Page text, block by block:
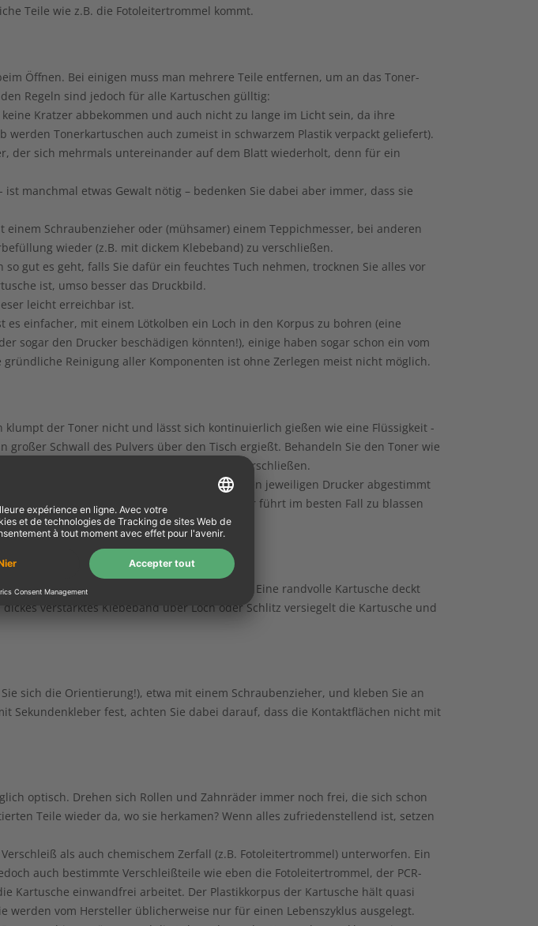
Teile wie z.B. die Fotoleitertrommel kommt.
Öffnen. Bei einigen muss man mehrere Teile entfernen, um an das Toner-
Regeln sind jedoch für alle Kartuschen gülltig:
Kratzer abbekommen und auch nicht zu lange im Licht sein, da ihre
Tonerkartuschen auch zumeist in schwarzem Plastik verpackt geliefert).
der sich mehrmals untereinander auf dem Blatt wiederholt, denn für ein
manchmal etwas Gewalt nötig – bedenken Sie dabei aber immer, dass sie
Schraubenzieher oder (mühsamer) einem Teppichmesser, bei anderen
wieder (z.B. mit dickem Klebeband) zu verschließen.
gut es geht, falls Sie dafür ein feuchtes Tuch nehmen, trocknen Sie alles vor
ist, umso besser das Druckbild.
leicht erreichbar ist.
einfacher, mit einem Lötkolben ein Loch in den Korpus zu bohren (eine
sogar den Drucker beschädigen könnten!), einige haben sogar schon ein vom
Reinigung aller Komponenten ist ohne Zerlegen meist nicht möglich.
der Toner nicht und lässt sich kontinuierlich gießen wie eine Flüssigkeit -
Schwall des Pulvers über den Tisch ergießt. Behandeln Sie den Toner wie
keine Spalten und Ritzen bleiben beim Verschließen.
und v.a. Schmelzpunkt müssen auf den jeweiligen Drucker abgestimmt
die es angeboten wird. Falsches Tonerpulver führt im besten Fall zu blassen
haben. Vorsicht mit Kleber und Toner: Eine randvolle Kartusche deckt
verstärktes Klebeband über Loch oder Schlitz versiegelt die Kartusche und
sich die Orientierung!), etwa mit einem Schraubenzieher, und kleben Sie an
Sekundenkleber fest, achten Sie dabei darauf, dass die Kontaktflächen nicht mit
optisch. Drehen sich Rollen und Zahnräder immer noch frei, die sich schon
Teile wieder da, wo sie herkamen? Wenn alles zufriedenstellend ist, setzen
als auch chemischem Zerfall (z.B. Fotoleitertrommel) unterworfen. Ein
auch bestimmte Verschleißteile wie eben die Fotoleitertrommel, der PCR-
Kartusche einwandfrei arbeitet. Der Plastikkorpus der Kartusche hält quasi
vom Hersteller üblicherweise nur für einen Lebenszyklus ausgelegt.